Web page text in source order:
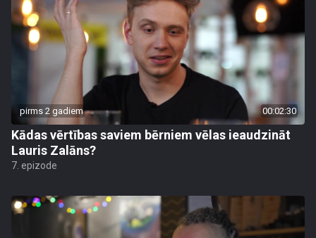
pirms 2 gadiem 00:02:30
Kādas vērtības saviem bērniem vēlas ieaudzināt
Lauris Zalāns?
7. epizode